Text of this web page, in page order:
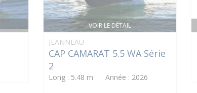
VOIR LE DÉTAIL
JEANNEAU
CAP CAMARAT 5.5 WA Série
2
Long : 5.48 m Année : 2026